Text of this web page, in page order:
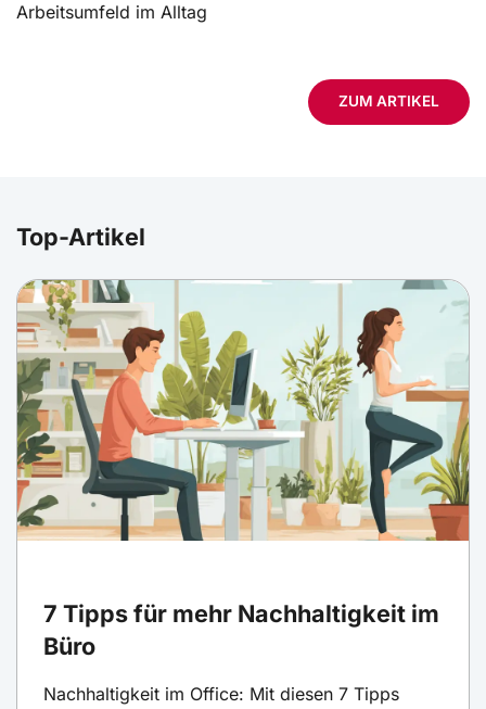
Arbeitsumfeld im Alltag
ZUM ARTIKEL
Top-Artikel
7 Tipps für mehr Nachhaltigkeit im
Büro
Nachhaltigkeit im Office: Mit diesen 7 Tipps